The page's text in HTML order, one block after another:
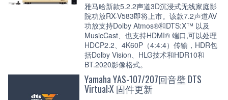
雅马哈新款5.2.2声道3D沉浸式无线家庭影
院功放RX-V583即将上市。该款7.2声道AV
功放支持Dolby Atmos®和DTS:X™ 以及
MusicCast、也支持HDMI® 端口,可以处理
HDCP2.2、4K60P（4:4:4）传输，HDR包
括Dolby Vision、HLG技术和HDR10和
BT.2020影像格式。
Yamaha YAS-107/207回音壁 DTS
Virtual:X 固件更新